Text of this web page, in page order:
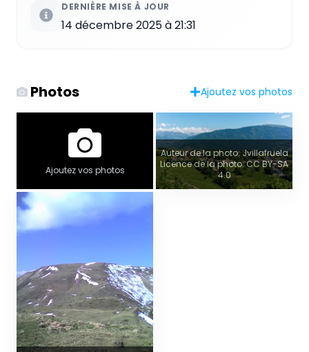
DERNIÈRE MISE À JOUR
14 décembre 2025 à 21:31
Photos Ajoutez vos photos
Ajoutez vos photos
Auteur de la photo: Jvillafruela
Licence de la photo: CC BY-SA
4.0